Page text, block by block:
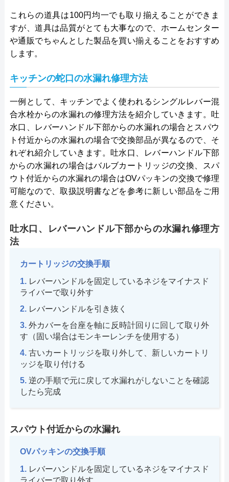
これらの道具は100円均一でも取り揃えることができま
すが、道具は品質がとても大事なので、ホームセンター
や通販でちゃんとした製品を買い揃えることをおすすめ
します。
キッチンの蛇口の水漏れ修理方法
一例として、キッチンでよく使われるシングルレバー混
合水栓からの水漏れの修理方法を紹介していきます。吐
水口、レバーハンドル下部からの水漏れの場合とスパウ
ト付近からの水漏れの場合で交換部品が異なるので、そ
れぞれ紹介していきます。吐水口、レバーハンドル下部
からの水漏れの場合はバルブカートリッジの交換、スパ
ウト付近からの水漏れの場合はOVパッキンの交換で修理
可能なので、取扱説明書などを参考に新しい部品をご用
意ください。
吐水口、レバーハンドル下部からの水漏れ修理方
法
カートリッジの交換手順
レバーハンドルを固定しているネジをマイナスド
ライバーで取り外す
レバーハンドルを引き抜く
外カバーを台座を軸に反時計回りに回して取り外
す（固い場合はモンキーレンチを使用する）
古いカートリッジを取り外して、新しいカートリ
ッジを取り付ける
逆の手順で元に戻して水漏れがしないことを確認
したら完成
スパウト付近からの水漏れ
OVパッキンの交換手順
レバーハンドルを固定しているネジをマイナスド
ライバーで取り外す